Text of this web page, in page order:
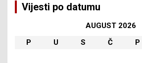
Vijesti po datumu
AUGUST 2026
P
U S Č P